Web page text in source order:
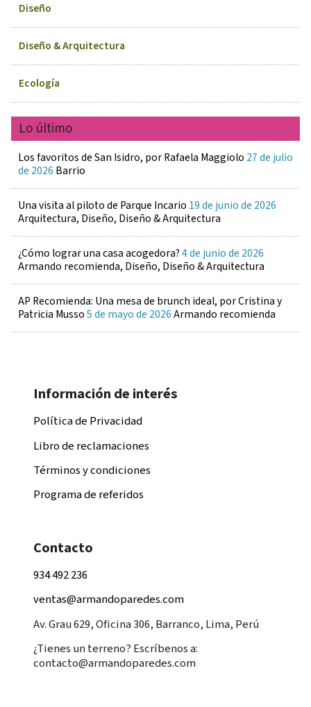
Diseño
Diseño & Arquitectura
Ecología
Lo último
Los favoritos de San Isidro, por Rafaela Maggiolo 27 de julio
de 2026 Barrio
Una visita al piloto de Parque Incario 19 de junio de 2026
Arquitectura, Diseño, Diseño & Arquitectura
¿Cómo lograr una casa acogedora?4 de junio de 2026
Armando recomienda, Diseño, Diseño & Arquitectura
AP Recomienda: Una mesa de brunch ideal, por Cristina y
Patricia Musso5 de mayo de 2026Armando recomienda
Información de interés
Política de Privacidad
Libro de reclamaciones
Términos y condiciones
Programa de referidos
Contacto
934 492 236
ventas@armandoparedes.com
Av. Grau 629, Oficina 306, Barranco, Lima, Perú
¿Tienes un terreno? Escríbenos a:
contacto@armandoparedes.com